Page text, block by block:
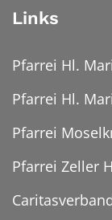
Links
Pfarrei Hl.
Pfarrei Hl.
Pfarrei
Pfarrei Zeller